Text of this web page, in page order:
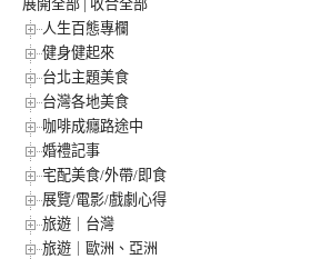
展開全部
收合全部
人生百態專欄
健身健起來
台北主題美食
台灣各地美食
咖啡成癮路途中
婚禮記事
宅配美食/外帶/即食
展覽/電影/戲劇心得
旅遊｜台灣
旅遊｜歐洲、亞洲